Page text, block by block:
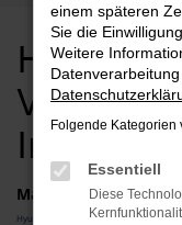
Hyundai
Marken
Hyundai
einem späteren
Sie die
Weitere
Folgende Kategorien
Essentiell
Diese